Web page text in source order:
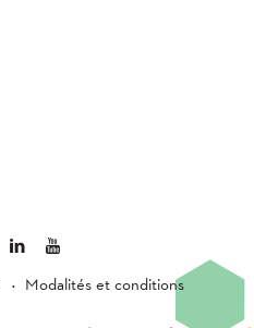
Modalités et conditions